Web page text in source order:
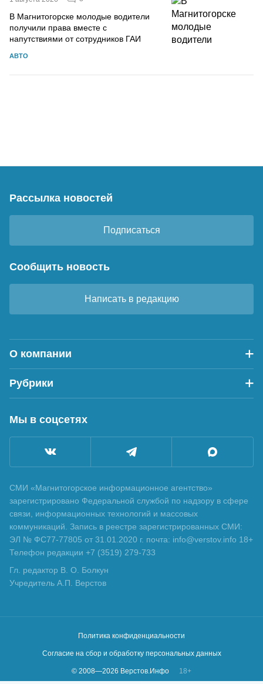
В Магнитогорске молодые водители
получили права вместе с
напутствиями от сотрудников ГАИ
АВТО
Рассылка новостей
Подписаться
Сообщить новость
Написать в редакцию
О компании
Рубрики
Мы в соцсетях
СМИ «Магнитогорское информационное агентство»
зарегистрировано Федеральной службой по надзору в сфере
связи, информационных технологий и массовых
коммуникаций. Запись в реестре зарегистрированных СМИ:
ЭЛ № ФС77-77805 от 31.01.2020 г. почта: info@verstov.info 18+
Телефон редакции +7 (3519) 279-733
Гл. редактор В. О. Болкун
Учредитель А.П. Верстов
Политика конфиденциальности
Согласие на сбор и обработку персональных данных
© 2008—2026 Верстов.Инфо
18+